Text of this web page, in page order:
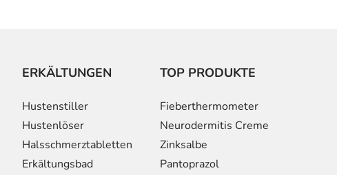
ERKÄLTUNGEN
Hustenstiller
Hustenlöser
Halsschmerztabletten
Erkältungsbad
TOP PRODUKTE
Fieberthermometer
Neurodermitis Creme
Zinksalbe
Pantoprazol